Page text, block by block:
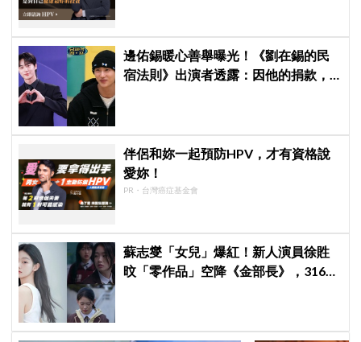
邊佑錫暖心善舉曝光！《劉在錫的民
宿法則》出演者透露：因他的捐款，
伴侶和妳一起預防HPV，才有資格說
愛妳！
PR・台灣癌症基金會
蘇志燮「女兒」爆紅！新人演員徐貹
旼「零作品」空降《金部長》，316萬